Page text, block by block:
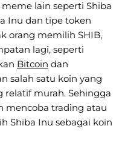
lain seperti Shiba
Inu dan tipe token
orang memilih SHIB,
lagi, seperti
Bitcoin dan
salah satu koin yang
relatif murah. Sehingga
mencoba trading atau
Shiba Inu sebagai koin